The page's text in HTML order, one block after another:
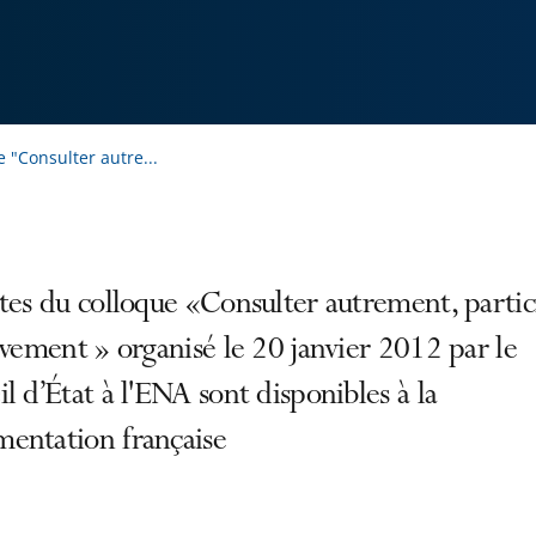
"Consulter autre...
du colloque «Consulter autrement,
» organisé le 20 janvier 2012 par le
d’État à l'ENA sont disponibles à la
française